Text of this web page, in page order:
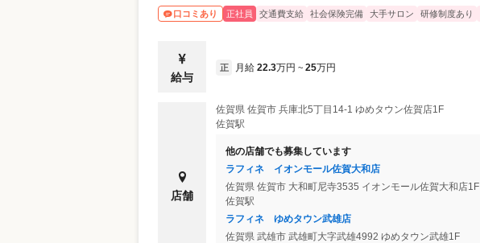
口コミあり 正社員 交通費支給 社会保険完備 大手サロン 研修制度あり
給与
正 月給 22.3万円 ~ 25万円
店舗
佐賀県 佐賀市 兵庫北5丁目14-1 ゆめタウン佐賀店1F
佐賀駅
他の店舗でも募集しています
ラフィネ イオンモール佐賀大和店
佐賀県 佐賀市 大和町尼寺3535 イオンモール佐賀大和店1F
佐賀駅
ラフィネ ゆめタウン武雄店
佐賀県 武雄市 武雄町大字武雄4992 ゆめタウン武雄1F